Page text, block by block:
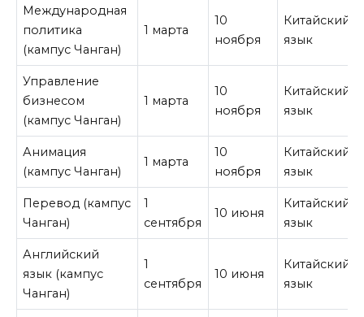
Международная
политика
(кампус Чанган)
1 марта
10
ноября
Китайский
язык
Управление
бизнесом
(кампус Чанган)
1 марта
10
ноября
Китайский
язык
Анимация
(кампус Чанган)
1 марта
10
ноября
Китайский
язык
Перевод (кампус
Чанган)
1
сентября
10 июня
Китайский
язык
Английский
язык (кампус
Чанган)
1
сентября
10 июня
Китайский
язык